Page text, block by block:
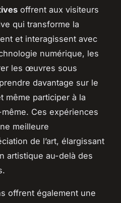
offrent aux visiteurs
qui transforme la
et interagissent avec
numérique, les
les œuvres sous
davantage sur le
même participer à la
Ces expériences
meilleure
de l’art, élargissant
artistique au-delà des
offrent également une